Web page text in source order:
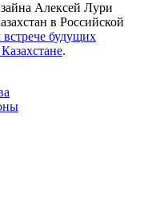
Алексей Лури
в Российской
будущих
.